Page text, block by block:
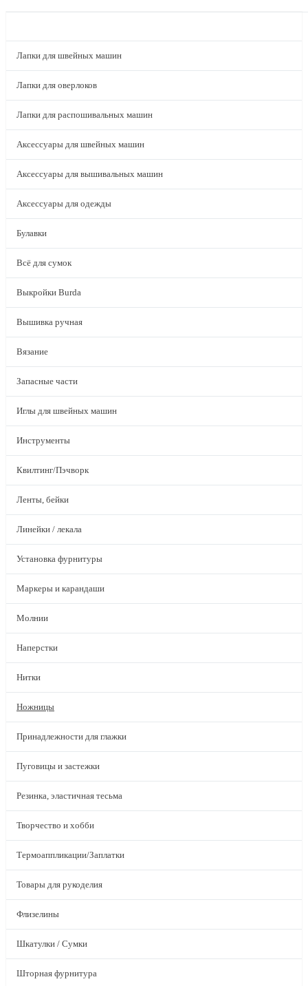
Лапки для швейных машин
Лапки для оверлоков
Лапки для распошивальных машин
Аксессуары для швейных машин
Аксессуары для вышивальных машин
Аксессуары для одежды
Булавки
Всё для сумок
Выкройки Burda
Вышивка ручная
Вязание
Запасные части
Иглы для швейных машин
Инструменты
Квилтинг/Пэчворк
Ленты, бейки
Линейки / лекала
Установка фурнитуры
Маркеры и карандаши
Молнии
Наперстки
Нитки
Ножницы
Принадлежности для глажки
Пуговицы и застежки
Резинка, эластичная тесьма
Творчество и хобби
Термоаппликации/Заплатки
Товары для рукоделия
Флизелины
Шкатулки / Сумки
Шторная фурнитура